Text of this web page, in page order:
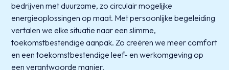
bedrijven met duurzame, zo circulair mogelijke
energieoplossingen op maat. Met persoonlijke begeleiding
vertalen we elke situatie naar een slimme,
toekomstbestendige aanpak. Zo creëren we meer comfort
en een toekomstbestendige leef- en werkomgeving op
een verantwoorde manier.